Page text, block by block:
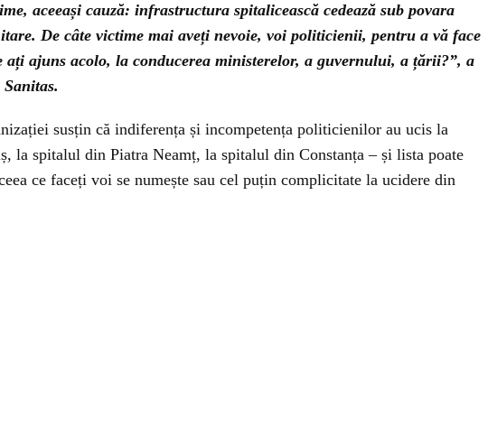
aceeași cauză: infrastructura spitalicească cedează sub povara
De câte victime mai aveți nevoie, voi politicienii, pentru a vă face
ați ajuns acolo, la conducerea ministerelor, a guvernului, a țării?”, a
susțin că indiferența și incompetența politicienilor au ucis la
la spitalul din Piatra Neamț, la spitalul din Constanța – și lista poate
ce faceți voi se numește sau cel puțin complicitate la ucidere din